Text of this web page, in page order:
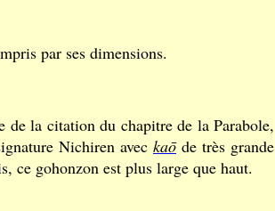
par ses dimensions.
de la citation du chapitre de la Parabole,
Nichiren avec kaōde très grande
ce gohonzon est plus large que haut.